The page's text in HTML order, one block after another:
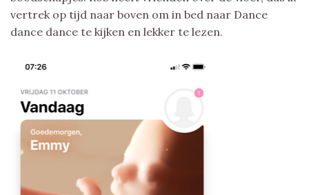
vertrek op tijd naar boven om in bed naar Dance
dance dance te kijken en lekker te lezen.